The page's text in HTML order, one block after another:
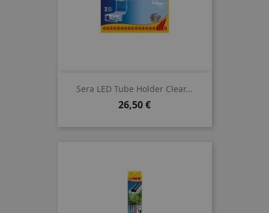
Sera LED Tube Holder Clear...
Preis
26,50 €